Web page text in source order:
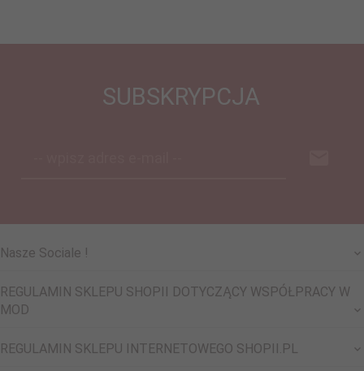
SUBSKRYPCJA
Nasze Sociale !
REGULAMIN SKLEPU SHOPII DOTYCZĄCY WSPÓŁPRACY W
MOD
REGULAMIN SKLEPU INTERNETOWEGO SHOPII.PL